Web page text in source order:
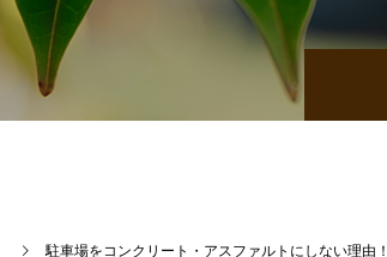
駐車場をコンクリート・アスファルトにしない理由